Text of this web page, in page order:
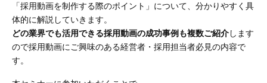
「採用動画を制作する際のポイント」について、分かりやすく具
体的に解説していきます。
どの業界でも活用できる採用動画の成功事例も複数ご紹介します
ので採用動画にご興味のある経営者・採用担当者必見の内容で
す。